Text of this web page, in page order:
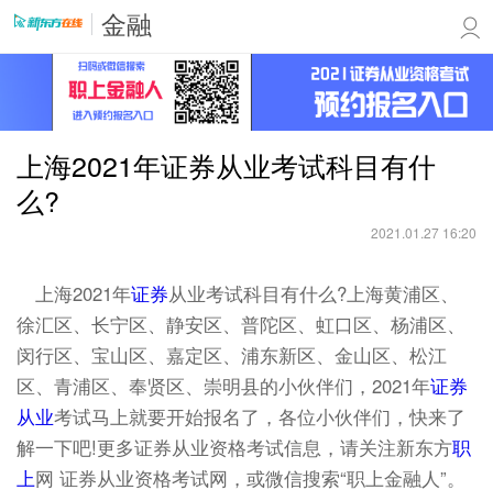
金融
上海2021年证券从业考试科目有什
么?
2021.01.27 16:20
上海2021年证券从业考试科目有什么?上海黄浦区、
徐汇区、长宁区、静安区、普陀区、虹口区、杨浦区、
闵行区、宝山区、嘉定区、浦东新区、金山区、松江
区、青浦区、奉贤区、崇明县的小伙伴们，2021年证券
从业考试马上就要开始报名了，各位小伙伴们，快来了
解一下吧!更多证券从业资格考试信息，请关注新东方职
上网 证券从业资格考试网，或微信搜索“职上金融人”。